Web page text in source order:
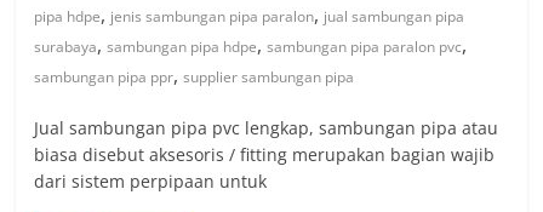
pipa hdpe, jenis sambungan pipa paralon, jual sambungan pipa
surabaya,sambungan pipa hdpe,sambungan pipa paralon pvc,
sambungan pipa ppr,supplier sambungan pipa
Jual sambungan pipa pvc lengkap, sambungan pipa atau
biasa disebut aksesoris / fitting merupakan bagian wajib
dari sistem perpipaan untuk